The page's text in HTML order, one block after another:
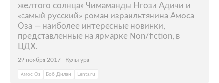
желтого солнца» Чимаманды Нгози Адичи и
«самый русский» роман израильтянина Амоса
Оза — наиболее интересные новинки,
представленные на ярмарке Non/fiction, в
ЦДХ.
29 ноября 2017 Культура
Амос Оз Боб Дилан Lenta.ru